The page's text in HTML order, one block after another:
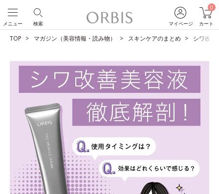
マイページ
0
カート
検索
メニュー
TOP マガジン（美容情報・読み物） スキンケアのまとめ シワ改善